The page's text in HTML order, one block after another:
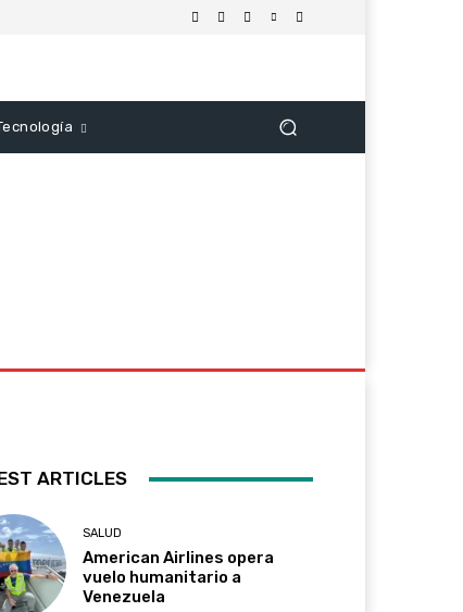
ARTICLES
SALUD
American Airlines opera
vuelo humanitario a
Venezuela